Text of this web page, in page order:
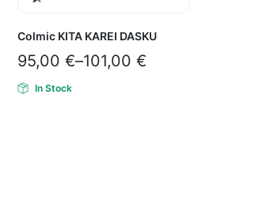
Colmic KITA KAREI DASKU
95,00 €–101,00 €
In Stock